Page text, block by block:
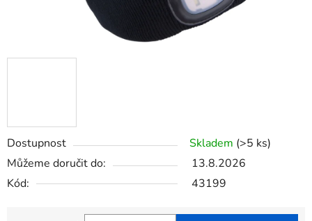
Dostupnost Skladem (>5 ks)
Můžeme doručit do:
13.8.2026
Kód:
43199